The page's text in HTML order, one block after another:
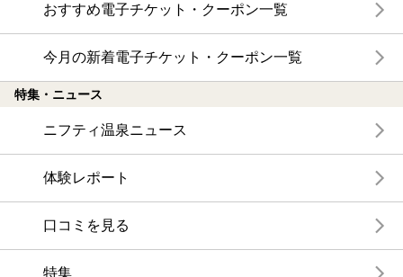
おすすめ電子チケット・クーポン一覧
今月の新着電子チケット・クーポン一覧
特集・ニュース
ニフティ温泉ニュース
体験レポート
口コミを見る
特集